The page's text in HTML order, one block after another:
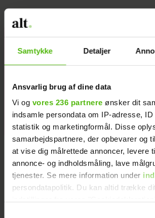
Samtykke Detaljer
Ansvarlig brug af dine data
Vi og vores 236 partnere ønsker dit
indsamle persondata om IP-adresse,
statistik og marketingformål. Disse
samarbejdspartnere, der opbevarer og
at vise dig målrettede annoncer, levere
annonce- og indholdsmåling, lave
tjenester. Se mere information under
persondatapolitik. Du kan altid trække
12